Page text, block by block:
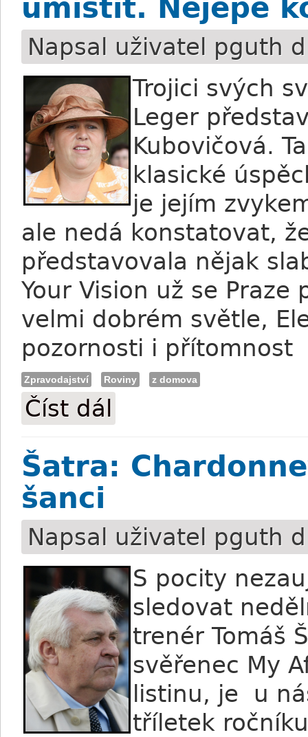
umístit. Nejépe
Napsal uživatel pguth
Trojici svých
Leger
Kubovičová.
klasické
je jejím
ale nedá konstatovat,
představovala nějak
Your Vision už se
velmi dobrém světle,
pozornosti i přítomnost
Zpravodajství Roviny z domova
Číst dál
Šatra:
šanci
Napsal uživatel pguth
S pocity
sledovat
trenér Tomáš
svěřenec My
listinu, je u
tříletek